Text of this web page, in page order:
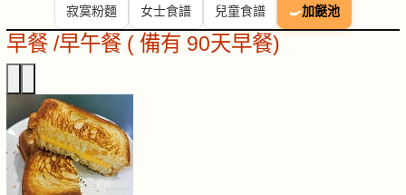
寂寞粉麵 女士食譜 兒童食譜 🍳加餸池
早餐 /早午餐 ( 備有 90天早餐)